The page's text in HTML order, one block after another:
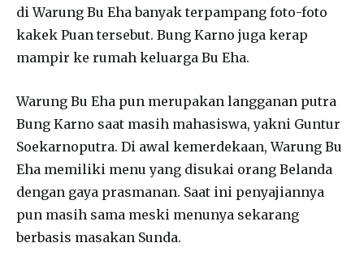
di Warung Bu Eha banyak terpampang foto-foto
kakek Puan tersebut. Bung Karno juga kerap
mampir ke rumah keluarga Bu Eha.
Warung Bu Eha pun merupakan langganan putra
Bung Karno saat masih mahasiswa, yakni Guntur
Soekarnoputra. Di awal kemerdekaan, Warung Bu
Eha memiliki menu yang disukai orang Belanda
dengan gaya prasmanan. Saat ini penyajiannya
pun masih sama meski menunya sekarang
berbasis masakan Sunda.